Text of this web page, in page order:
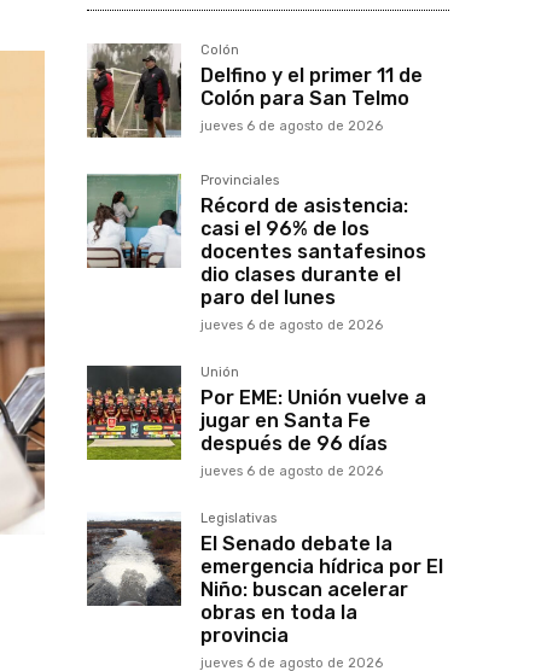
Colón
Delfino y el primer 11 de
Colón para San Telmo
jueves 6 de agosto de 2026
Provinciales
Récord de asistencia:
casi el 96% de los
docentes santafesinos
dio clases durante el
paro del lunes
jueves 6 de agosto de 2026
Unión
Por EME: Unión vuelve a
jugar en Santa Fe
después de 96 días
jueves 6 de agosto de 2026
Legislativas
El Senado debate la
emergencia hídrica por El
Niño: buscan acelerar
obras en toda la
provincia
jueves 6 de agosto de 2026